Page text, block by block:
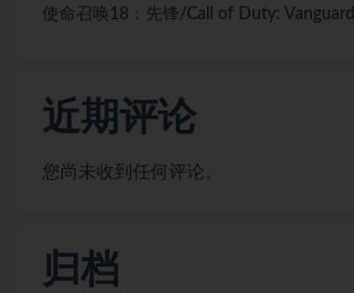
使命召唤18：先锋/Call of Duty: Vanguard
近期评论
您尚未收到任何评论。
归档